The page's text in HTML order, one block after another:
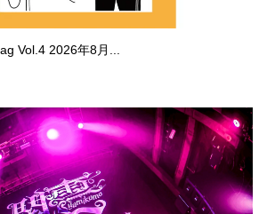
Vol.4 2026年8月...